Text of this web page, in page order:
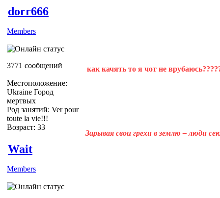
dorr666
Members
3771 сообщений
Местоположение:
Ukraine Город
мертвых
Род занятий: Ver pour
toute la vie!!!
Возраст: 33
как качять то я чот не
Зарывая свои грехи в землю – люди
Wait
Members